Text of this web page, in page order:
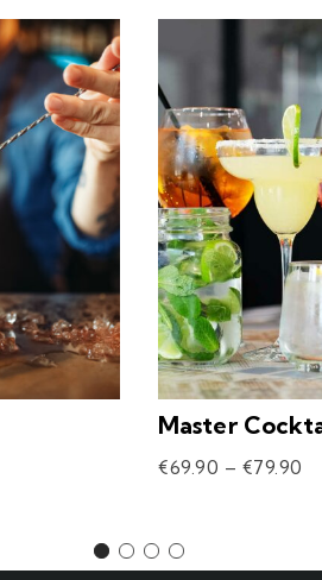
Master
€69.90 – €79.90